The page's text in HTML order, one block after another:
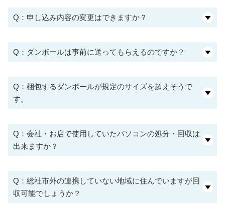
Q：申し込み内容の変更はできますか？
Q：ダンボールは事前に送ってもらえるのですか？
Q：梱包するダンボールが規定のサイズを超えそうで
す。
Q：会社・お店で使用していたパソコンの処分・回収は
出来ますか？
Q：総社市外の連携していない地域に住んでいますが回
収可能でしょうか？